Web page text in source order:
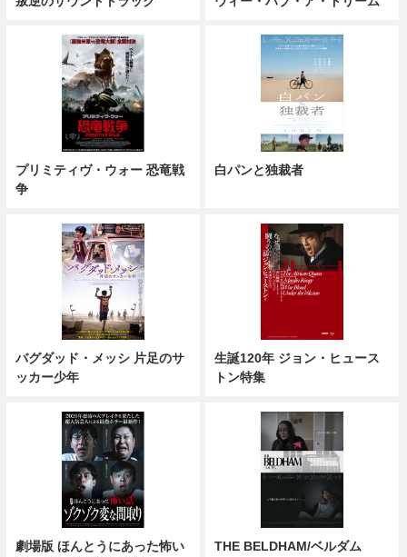
プリミティヴ・ウォー 恐竜戦
争
白パンと独裁者
バグダッド・メッシ 片足のサ
ッカー少年
生誕120年 ジョン・ヒュース
トン特集
劇場版 ほんとうにあった怖い
THE BELDHAM/ベルダム